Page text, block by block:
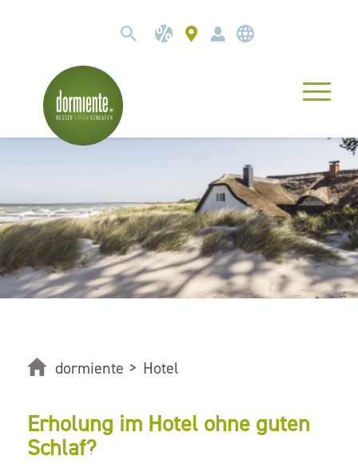
dormiente > Hotel
Erholung im Hotel ohne guten
Schlaf?